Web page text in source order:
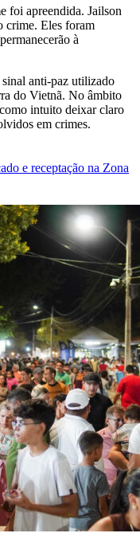
foi apreendida. Jailson
crime. Eles foram
à
anti-paz utilizado
do Vietnã. No âmbito
intuito deixar claro
em crimes.
e receptação na Zona